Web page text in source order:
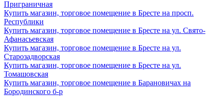
Приграничная
Купить магазин, торговое помещение в Бресте на просп.
Республики
Купить магазин, торговое помещение в Бресте на ул. Свято-
Афанасьевская
Купить магазин, торговое помещение в Бресте на ул.
Старозадворская
Купить магазин, торговое помещение в Бресте на ул.
Томашовская
Купить магазин, торговое помещение в Барановичах на
Бородинского б-р